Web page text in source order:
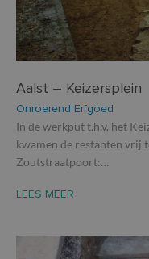
Aalst – Keizersplein
Onroerend Erfgoed
In de werkput t.h.v. het
kwamen de restanten vrij
Zoutstraatpoort:…
LEES MEER